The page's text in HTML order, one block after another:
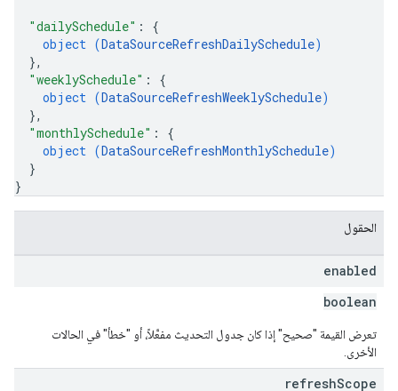
"dailySchedule" : {
object (DataSourceRefreshDailySchedule)
},
"weeklySchedule" : {
object (DataSourceRefreshWeeklySchedule)
},
"monthlySchedule" : {
object (DataSourceRefreshMonthlySchedule)
}
}
الحقول
enabled
boolean
تعرض القيمة "صحيح" إذا كان جدول التحديث مفعَّلاً، أو "خطأ" في الحالات
الأخرى.
refreshScope